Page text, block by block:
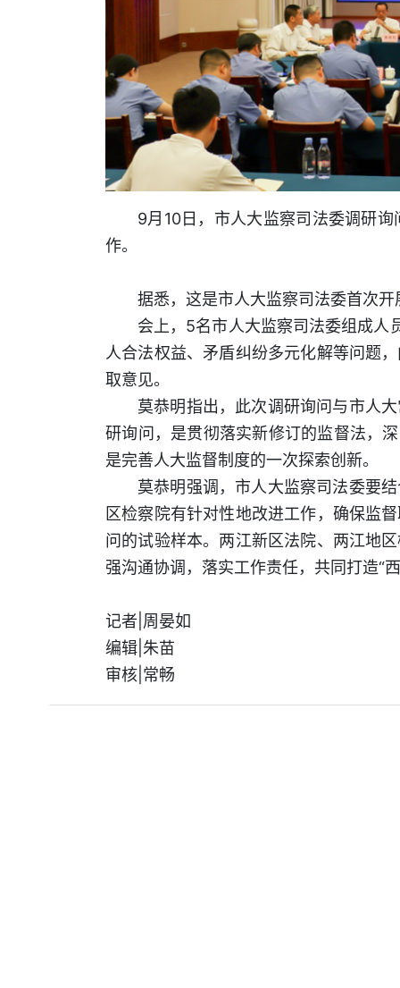
9月10日，市人大监察司法委调研
作。
据悉，这是市人大监察司法委首次
会上，5名市人大监察司法委组成人
人合法权益、矛盾纠纷多元化解等问题
取意见。
莫恭明指出，此次调研询问与市人
研询问，是贯彻落实新修订的监督法，
是完善人大监督制度的一次探索创新。
莫恭明强调，市人大监察司法委要
区检察院有针对性地改进工作，确保监
问的试验样本。两江新区法院、两江地
强沟通协调，落实工作责任，共同打造“
记者|周晏如
编辑|朱苗
审核|常畅